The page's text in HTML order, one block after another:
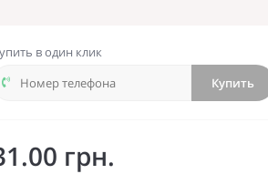
в один клик
Купить
грн.